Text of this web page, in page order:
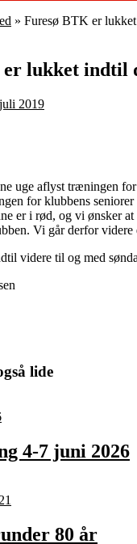
» Furesø BTK er
lukket indtil
2019
uge aflyst træningen
for klubbens
er i rød, og vi ønsker at
Vi går derfor videre
videre til og med
lide
4-7 juni 2026
80 år